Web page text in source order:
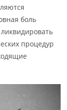
боль
процедур